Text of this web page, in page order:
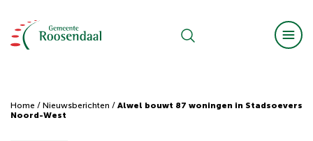
Home / Nieuwsberichten / Alwel bouwt 87 woningen in Stadsoevers
Noord-West